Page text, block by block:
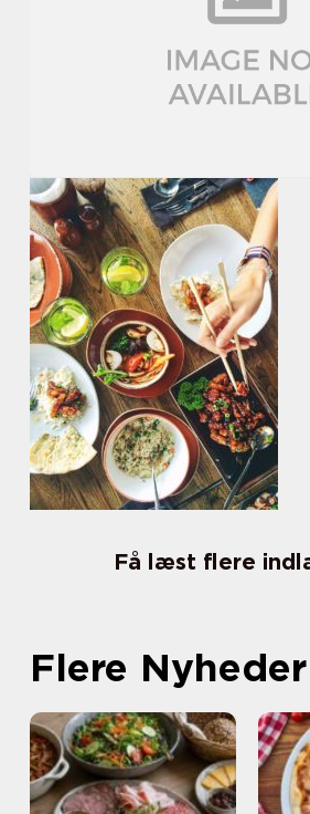
Få læst flere
Flere Nyheder